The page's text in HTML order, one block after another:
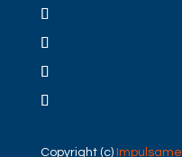
Copyright (c) Impulsame